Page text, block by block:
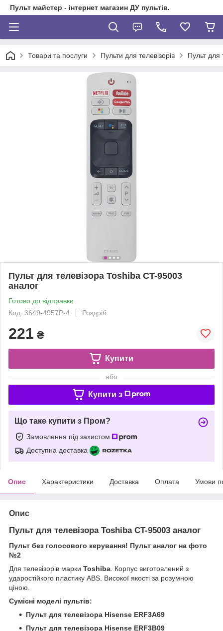
Пульт майстер - інтернет магазин ДУ пультів.
Товари та послуги Пульти для телевізорів Пульт для
Пульт для телевізора Toshiba CT-95003
аналог
Готово до відправки
Код: 3649-4957P-4
Роздріб
221 ₴
Купити
або
Купити з
Що таке купити з Пром?
Замовлення під захистом
Доступна доставка
Опис Характеристики Доставка Оплата Умови
Опис
Пульт для телевізора Toshiba CT-95003 аналог
Пульт без голосового керування! Пульт аналог на фото
№2
Для телевізорів марки Toshiba . Корпус виготовлений з
ударостійкого пластику ABS. Високої якості за розумною
ціною.
Сумісні моделі пультів:
Пульт для телевiзора Hisense ERF3A69
Пульт для телевiзора Hisense ERF3B09